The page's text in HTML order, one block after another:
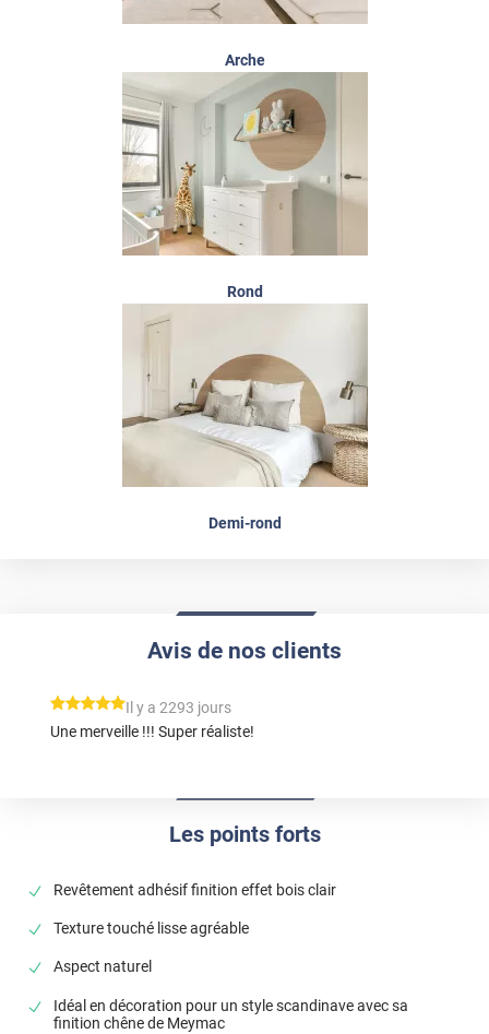
Arche
Rond
Demi-rond
Les points forts
Revêtement adhésif finition effet bois clair
Texture touché lisse agréable
Aspect naturel
Idéal en décoration pour un style scandinave avec sa
finition chêne de Meymac
Avis de nos clients
*****
Il y a 2293 jours
Une merveille !!! Super réaliste!